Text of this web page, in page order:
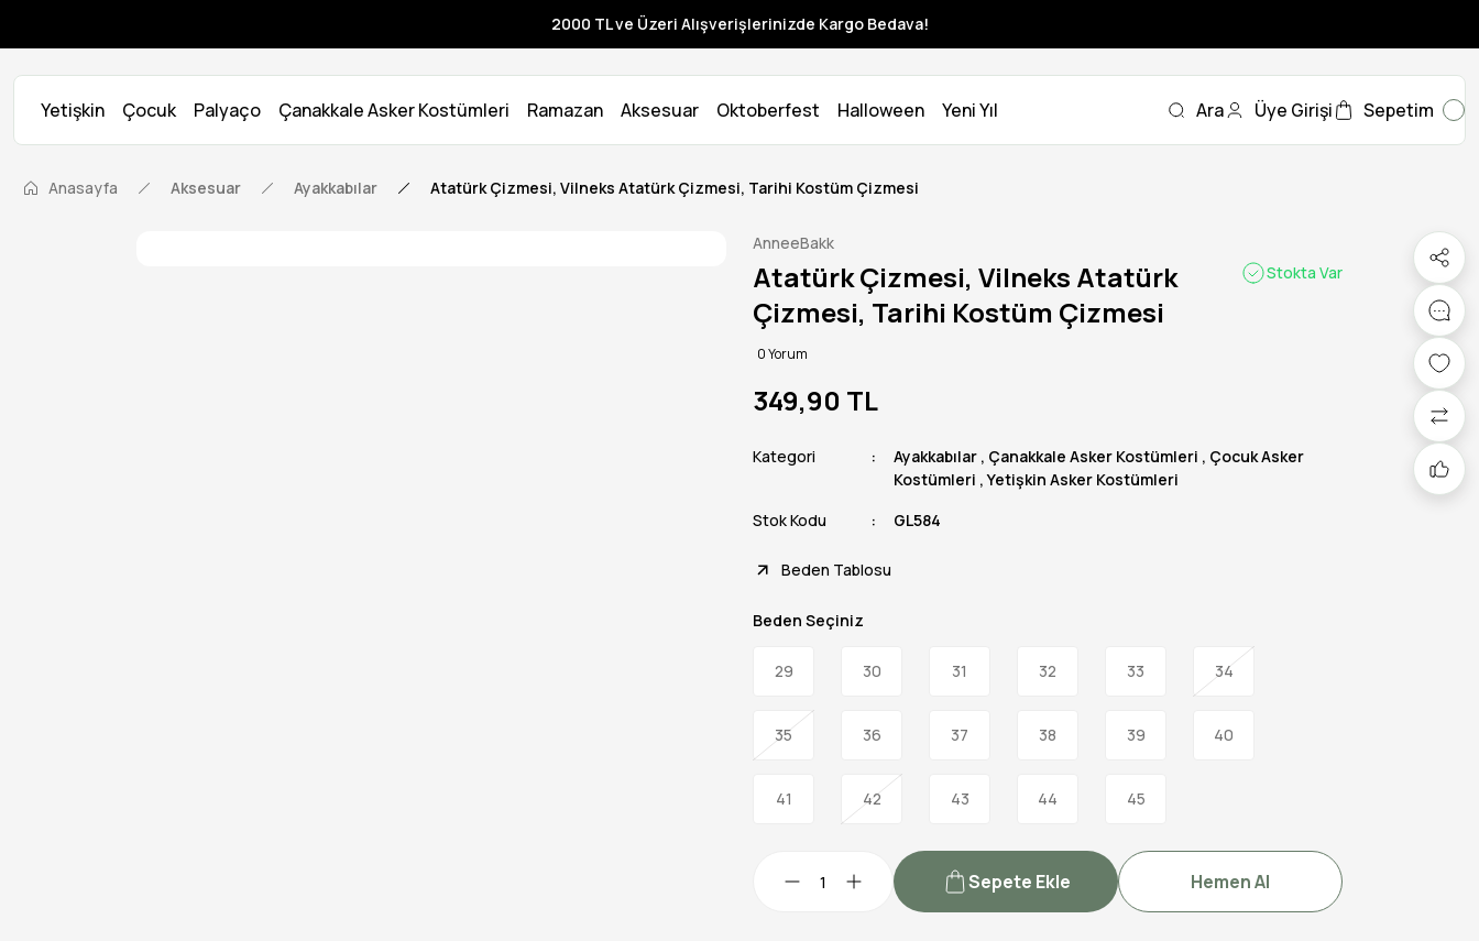
2000 TL ve Üzeri Alışverişlerinizde Kargo Bedava!
Yetişkin Çocuk Palyaço Çanakkale Asker Kostümleri Ramazan Aksesuar Oktoberfest Halloween Yeni Yıl Ara Üye Girişi Sepetim
Anasayfa Aksesuar Ayakkabılar Atatürk Çizmesi, Vilneks Atatürk Çizmesi, Tarihi Kostüm Çizmesi
AnneeBakk
Atatürk Çizmesi, Vilneks Atatürk
Çizmesi, Tarihi Kostüm Çizmesi
0 Yorum
Stokta Var
349,90 TL
Kategori Ayakkabılar , Çanakkale Asker Kostümleri , Çocuk Asker
Kostümleri ,Yetişkin Asker Kostümleri
Stok Kodu
GL584
Beden Tablosu
Beden Seçiniz
29 30 31 32 33 34
35 36 37 38 39 40
41 42 43 44 45
Sepete Ekle Hemen Al